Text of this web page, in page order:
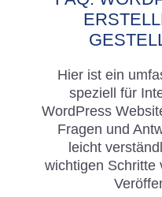
Hier ist ein
speziell für
WordPress
Fragen und
leicht
wichtigen Schritte